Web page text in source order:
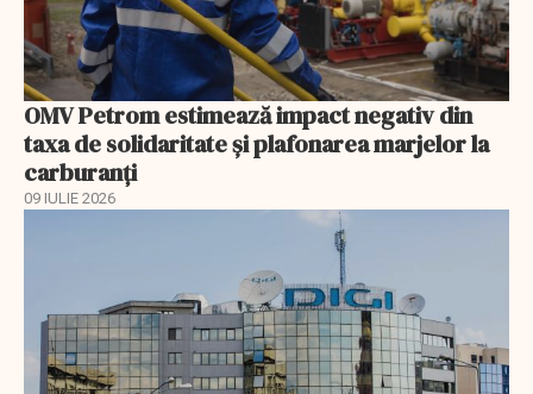
OMV Petrom estimează impact negativ din
taxa de solidaritate și plafonarea marjelor la
carburanți
09 IULIE 2026